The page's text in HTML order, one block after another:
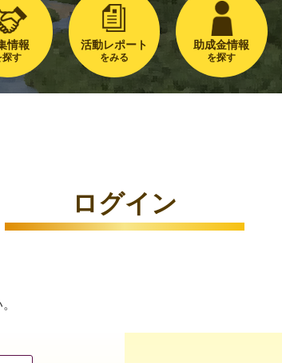
情報
探す
活動レポート
をみる
助成金情報
を探す
ログイン